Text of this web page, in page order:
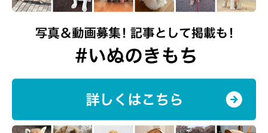
＠pugbagu
見ているだけで幸せな気持ちになれる1枚ですね♪
ばぐちゃんの飼い主さんからは、